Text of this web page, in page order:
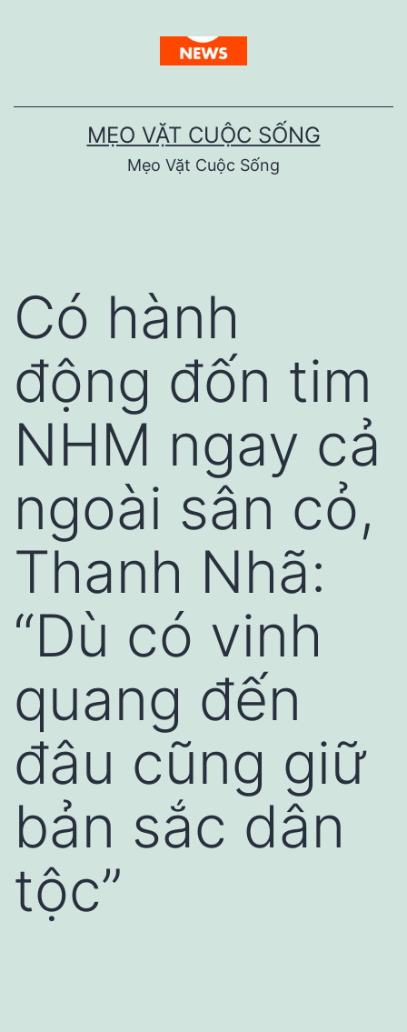
MẸO VẶT CUỘC SỐNG
Mẹo Vặt Cuộc Sống
Có hành
động đốn tim
NHM ngay cả
ngoài sân cỏ,
Thanh Nhã:
“Dù có vinh
quang đến
đâu cũng giữ
bản sắc dân
tộc”